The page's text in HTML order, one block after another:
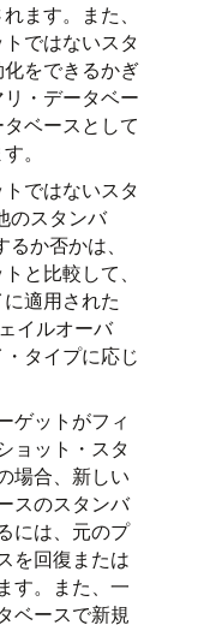
ます。また、
ではないスタ
をできるかぎ
・データベー
ベースとして
。
ではないスタ
のスタンバ
か否かは、
と比較して、
適用された
イルオーバ
タイプに応じ
ゲットがフィ
ョット・スタ
場合、新しい
スのスタンバ
には、元のプ
を回復または
す。また、一
ベースで新規